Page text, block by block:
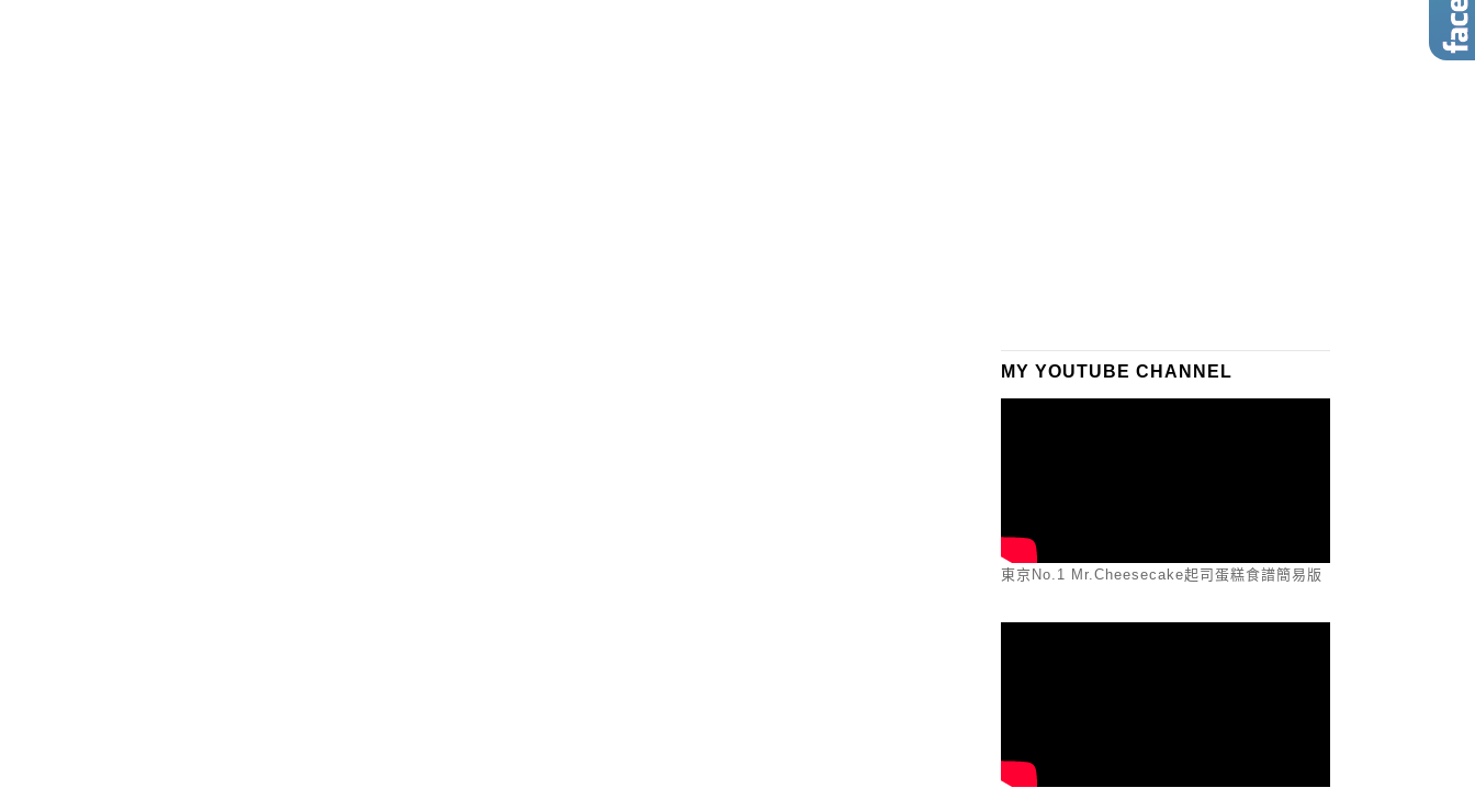
MY YOUTUBE CHANNEL
東京No.1 Mr.Cheesecake起司蛋糕食譜簡易版